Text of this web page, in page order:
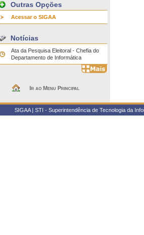
Outras Opções
Acessar o SIGAA
Notícias
Ata da Pesquisa Eleitoral - Chefia do
Departamento de Informática
Ir ao Menu Principal
SIGAA | STI - Superintendência de Tecnologia da